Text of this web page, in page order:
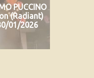
PUCCINO
(Radiant)
01/2026